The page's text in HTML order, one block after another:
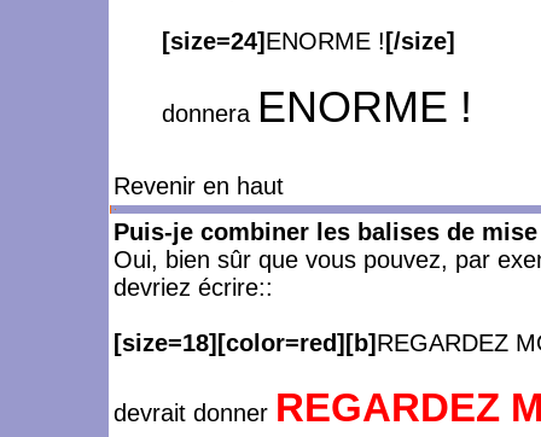
[size=24] ENORME ! [/size]
donnera ENORME !
Revenir en haut
Puis-je combiner les balises de
Oui, bien sûr que vous pouvez, par
devriez écrire::
[size=18][color=red][b] REGARDEZ
devrait donner REGARDEZ